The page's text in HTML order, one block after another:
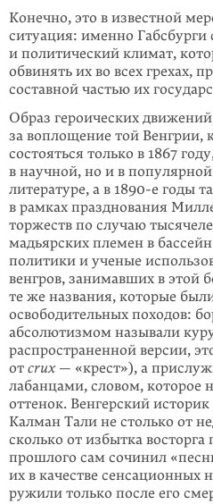
Конечно, это в известной
ситуация: именно Габсбурги
и политический климат,
обвинять их во всех грехах,
составной частью их
Образ героических
за воплощение той Венгрии,
состояться только в 1867
в науч­­ной, но и в
литературе, а в 1890-е годы
в рамках празднования
торжеств по случаю
мадьярских племен в
политики и ученые
венгров, занимавших в этой
те же названия, которые
освободительных походов:
абсолютизмом называли
распространенной версии,
от crux— «крест»), а
лабанцами, словом, которое
оттенок. Венгер­ский
Калман Тали не столько от
сколько от избытка восторга
прошлого сам сочи­нил
их в качестве сенсационных
ружили только после его